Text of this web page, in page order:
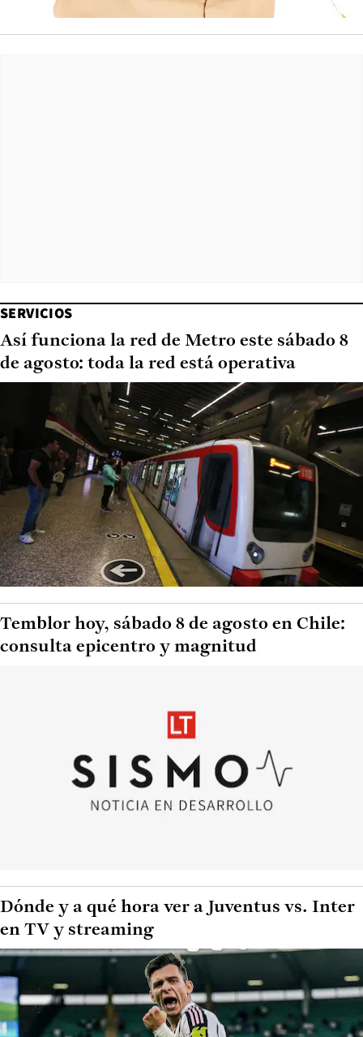
SERVICIOS
Así funciona la red de Metro este sábado 8
de agosto: toda la red está operativa
Temblor hoy, sábado 8 de agosto en Chile:
consulta epicentro y magnitud
Dónde y a qué hora ver a Juventus vs. Inter
en TV y streaming